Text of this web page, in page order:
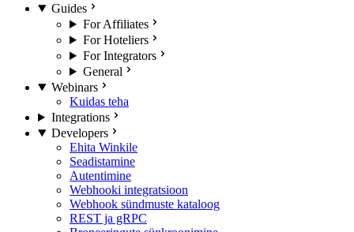
Guides
For Affiliates
For Hoteliers
For Integrators
General
Webinars
Kuidas teha
Integrations
Developers
Ehita Winkile
Seadistamine
Autentimine
Webhooki integratsioon
Webhook sündmuste kataloog
REST ja gRPC